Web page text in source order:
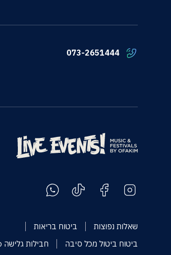
073-2651444
שאלות נפוצות
ביטוח בריאות
ביטוח ביטול מכל סיבה
חבילות גלישה esimo